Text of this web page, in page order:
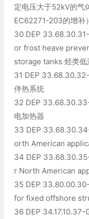
定电压大于52kV的气
EC62271-203的增补）
30 DEP
or frost heave
storage tanks 烃类低
31 DEP
伴热系统
32 DEP
电加热器
33 DEP
orth American
34 DEP
r North American
35 DEP
for fixed offshore
36 DEP